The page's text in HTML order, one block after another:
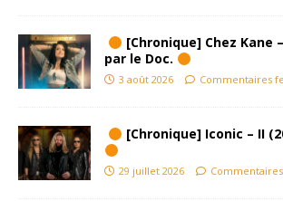
[Chronique] Chez Kane
par le Doc.
3 août 2026 Commentaires
[Chronique] Iconic – II
29 juillet 2026